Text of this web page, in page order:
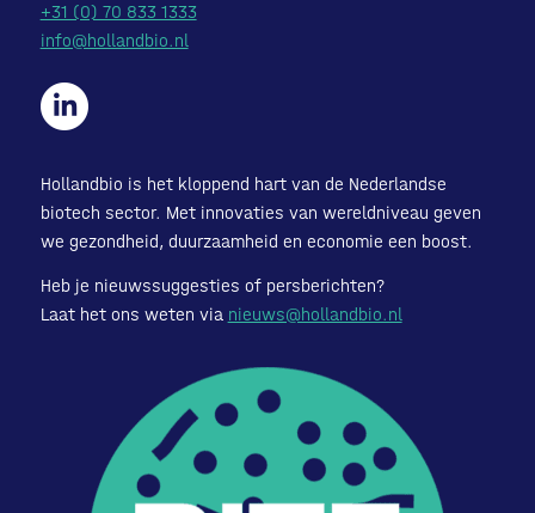
+31 (0) 70 833 1333
info@hollandbio.nl
Hollandbio is het kloppend hart van de Nederlandse
biotech sector. Met innovaties van wereldniveau geven
we gezondheid, duurzaamheid en economie een boost.
Heb je nieuwssuggesties of persberichten?
Laat het ons weten via nieuws@hollandbio.nl